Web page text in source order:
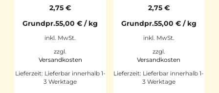
2,75€
Grundpr.55,00€ / kg
inkl. MwSt.
zzgl.
Versandkosten
Lieferzeit: Lieferbar innerhalb 1-
3 Werktage
2,75 €
Grundpr.55,00 €/ kg
inkl. MwSt.
zzgl.
Versandkosten
Lieferzeit: Lieferbar innerhalb 1-
3 Werktage